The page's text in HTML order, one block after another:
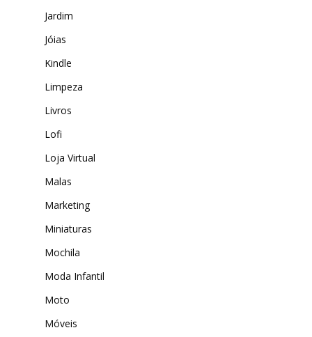
Jardim
Jóias
Kindle
Limpeza
Livros
Lofi
Loja Virtual
Malas
Marketing
Miniaturas
Mochila
Moda Infantil
Moto
Móveis